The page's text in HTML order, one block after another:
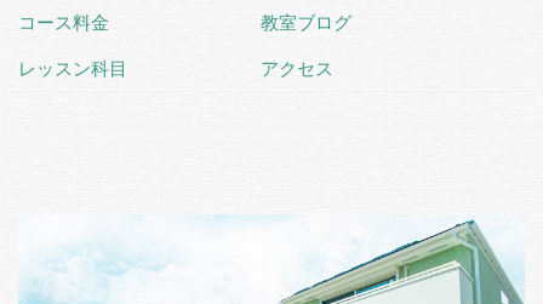
コース料金
レッスン科目
教室ブログ
アクセス